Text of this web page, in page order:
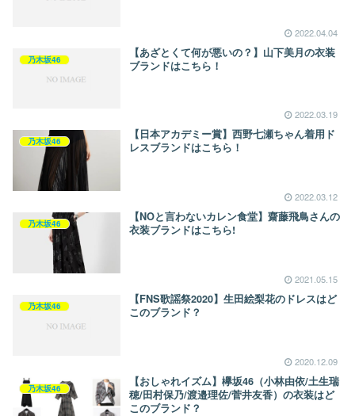
2022.04.04
乃木坂46
【あざとくて何が悪いの？】山下美月の衣装
ブランドはこちら！
2022.03.19
乃木坂46
【日本アカデミー賞】西野七瀬ちゃん着用ド
レスブランドはこちら！
2022.03.12
乃木坂46
【NOと言わないカレン食堂】齋藤飛鳥さんの
衣装ブランドはこちら!
2021.05.15
乃木坂46
【FNS歌謡祭2020】生田絵梨花のドレスはど
このブランド？
2020.12.09
乃木坂46
【おしゃれイズム】欅坂46（小林由依/土生瑞
穂/田村保乃/渡邉理佐/菅井友香）の衣装はど
このブランド？